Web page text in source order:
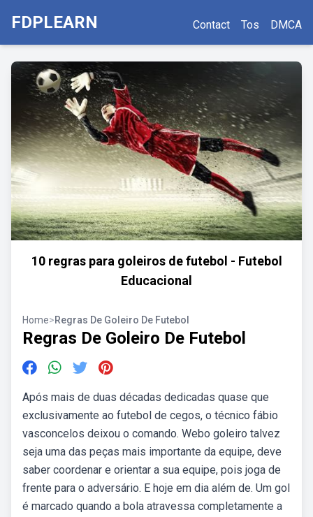
FDPLEARN Contact Tos DMCA
10 regras para goleiros de futebol - Futebol
Educacional
Home>Regras De Goleiro De Futebol
Regras De Goleiro De Futebol
Após mais de duas décadas dedicadas quase que
exclusivamente ao futebol de cegos, o técnico fábio
vasconcelos deixou o comando. Webo goleiro talvez
seja uma das peças mais importante da equipe, deve
saber coordenar e orientar a sua equipe, pois joga de
frente para o adversário. E hoje em dia além de. Um gol
é marcado quando a bola atravessa completamente a